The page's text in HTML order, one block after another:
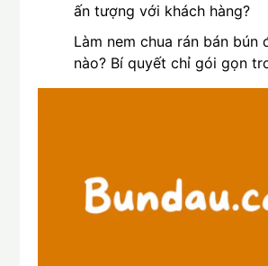
ấn tượng với khách hàng?
Làm nem chua rán bán bún
nào? Bí quyết chỉ gói gọn